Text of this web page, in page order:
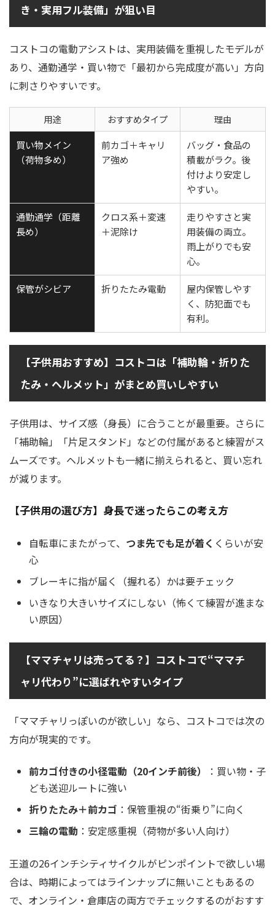
き・実用フル装備」が狙い目
コストコの電動アシストは、実用装備を重視したモデルが
あり、通勤通学・買い物で「最初から完成度が高い」方向
に刺さりやすいです。
用途 おすすめタイプ
理由
買い物メイン
（荷物多め）
前カゴ＋キャリ
ア強め
バッグ・食品の
積載がラク。後
付けより安定し
やすい。
通勤通学（距離
長め）
クロス系＋変速
＋泥除け
走りやすさと実
用装備の両立。
雨上がりでも安
心。
保管がシビア 折りたたみ電動
屋内保管しやす
く、防犯面でも
有利。
【子供用おすすめ】コストコは「補助輪・折りた
たみ・ヘルメット」がまとめ買いしやすい
子供用は、サイズ感（身長）に合うことが最重要。さらに
「補助輪」「片足スタンド」などの付属があると練習がス
ムーズです。ヘルメットも一緒に揃えられると、買い忘れ
が減ります。
【子供用の選び方】身長で迷ったらこの考え方
自転車にまたがって、 つま先でも足が着く くらいが安
心
ブレーキに指が届く（握れる）かは要チェック
いきなり大きいサイズにしない（怖くて練習が進まな
い原因）
【ママチャリは売ってる？】コストコで“ママチ
ャリ代わり”に選ばれやすいタイプ
「ママチャリっぽいのが欲しい」なら、コストコでは次の
方向が現実的です。
前カゴ付きの小径電動（20インチ前後）
：買い物・子
ども送迎ルートに強い
折りたたみ＋前カゴ ：保管重視の“街乗り”に向く
三輪の電動 ：安定感重視（荷物が多い人向け）
王道の26インチシティサイクルがピンポイントで欲しい場
合は、時期によってはラインナップに無いこともあるの
で、オンライン・倉庫店の両方でチェックするのがおすす